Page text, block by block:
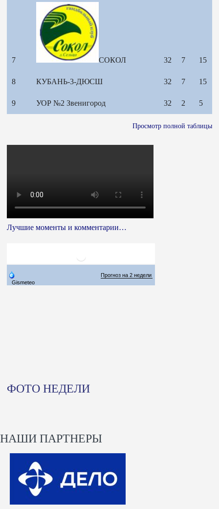
7 СОКОЛ 32 7 15
8 КУБАНЬ-3-ДЮСШ 32 7 15
9 УОР №2 Звенигород 32 2 5
Просмотр полной таблицы
Лучшие моменты и комментарии…
ФОТО НЕДЕЛИ
НАШИ ПАРТНЕРЫ